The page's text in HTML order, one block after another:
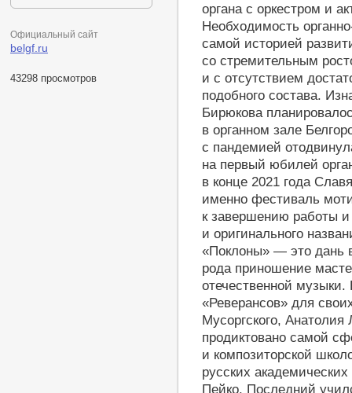
Официальный сайт
belgf.ru
43298 просмотров
органа с оркестром и
Необходимость
самой историей
со стремительным
и с отсутствием
подобного состава.
Бирюкова
в органном зале
с пандемией
на первый юбилей
в конце 2021 года
именно фестиваль
к завершению работы
и оригинального
«Поклоны» — это дань
рода приношение
отечественной
«Реверансов» для
Мусоргского, Анатолия
продиктовано самой
и композиторской
русских
Пейко. Последний